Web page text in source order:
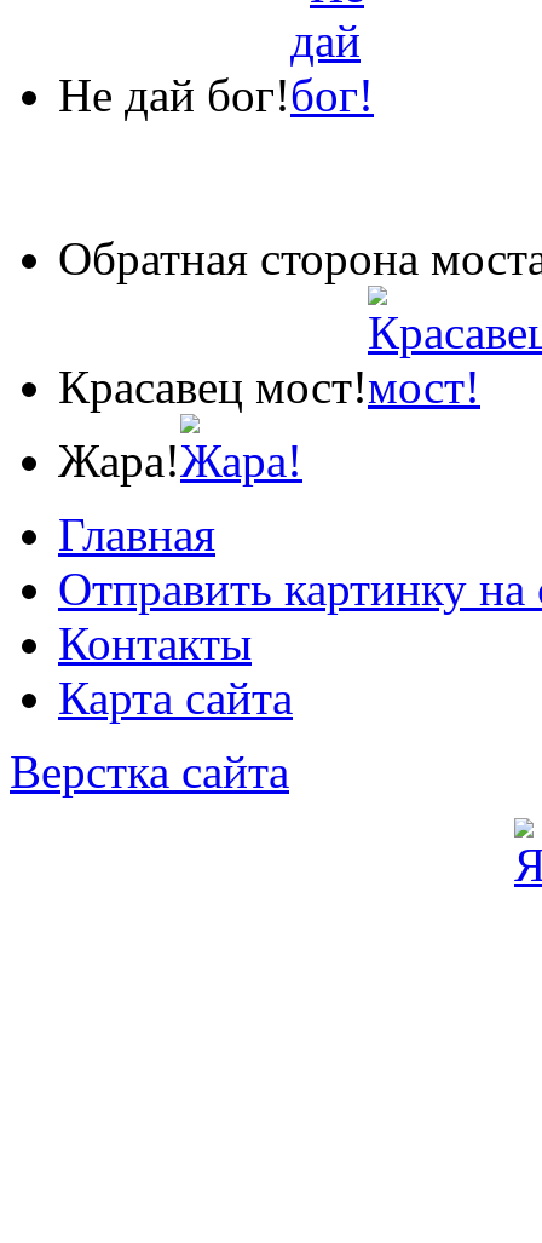
Не дай бог!
Обратная сторона
Красавец мост!
Жара!
Главная
Отправить картинку на
Контакты
Карта сайта
Верстка сайта